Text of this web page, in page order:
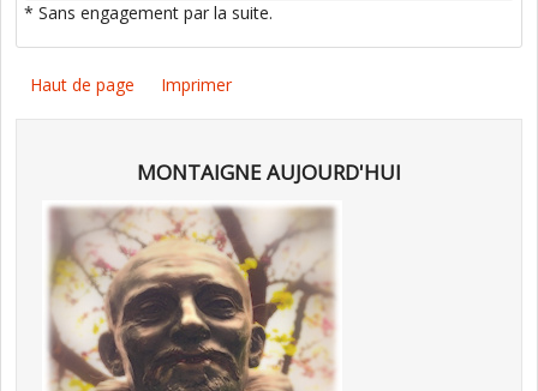
* Sans engagement par la suite.
Haut de page Imprimer
MONTAIGNE AUJOURD'HUI